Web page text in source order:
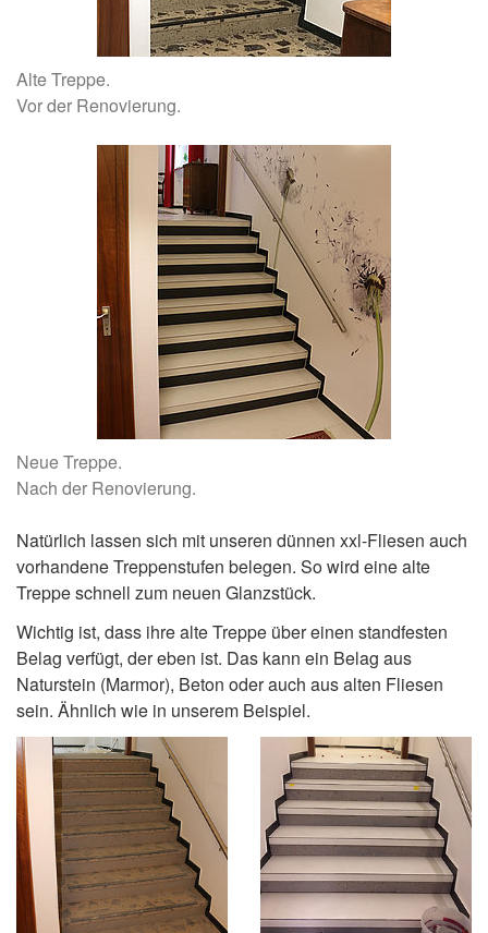
Alte Treppe.
Vor der Renovierung.
Neue Treppe.
Nach der Renovierung.
Natürlich lassen sich mit unseren dünnen xxl-Fliesen auch
vorhandene Treppenstufen belegen. So wird eine alte
Treppe schnell zum neuen Glanzstück.
Wichtig ist, dass ihre alte Treppe über einen standfesten
Belag verfügt, der eben ist. Das kann ein Belag aus
Naturstein (Marmor), Beton oder auch aus alten Fliesen
sein. Ähnlich wie in unserem Beispiel.